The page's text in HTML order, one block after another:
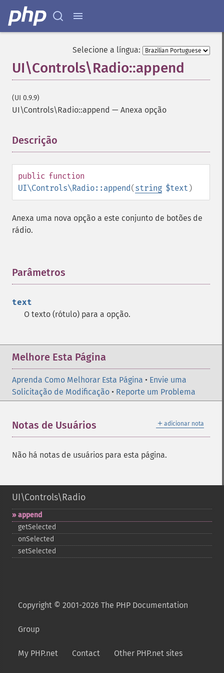
Selecione a língua:
UI\Controls\Radio::append
(UI 0.9.9)
UI\Controls\Radio::append — Anexa opção
Descrição
public function
UI\Controls\Radio::append(string $text )
Anexa uma nova opção a este conjunto de botões de
rádio.
Parâmetros
text
O texto (rótulo) para a opção.
Melhore Esta Página
Aprenda Como Melhorar Esta Página • Envie uma
Solicitação de Modificação • Reporte um Problema
＋ adicionar nota
Notas de Usuários
Não há notas de usuários para esta página.
UI\Controls\Radio
append
getSelected
onSelected
setSelected
Copyright © 2001-2026 The PHP Documentation
Group
My PHP.net Contact Other PHP.net sites